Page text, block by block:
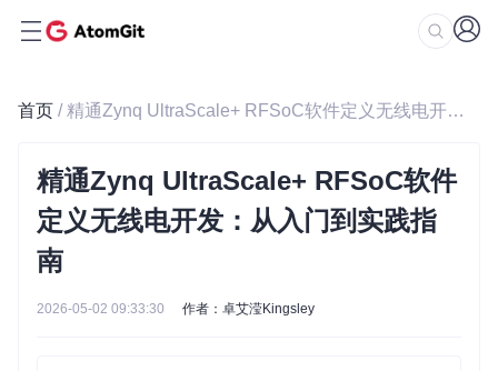
首页 / 精通Zynq UltraScale+ RFSoC软件定义无线电开发：从入门到实践指南
精通Zynq UltraScale+ RFSoC软件
定义无线电开发：从入门到实践指
南
2026-05-02 09:33:30 作者：卓艾滢Kingsley